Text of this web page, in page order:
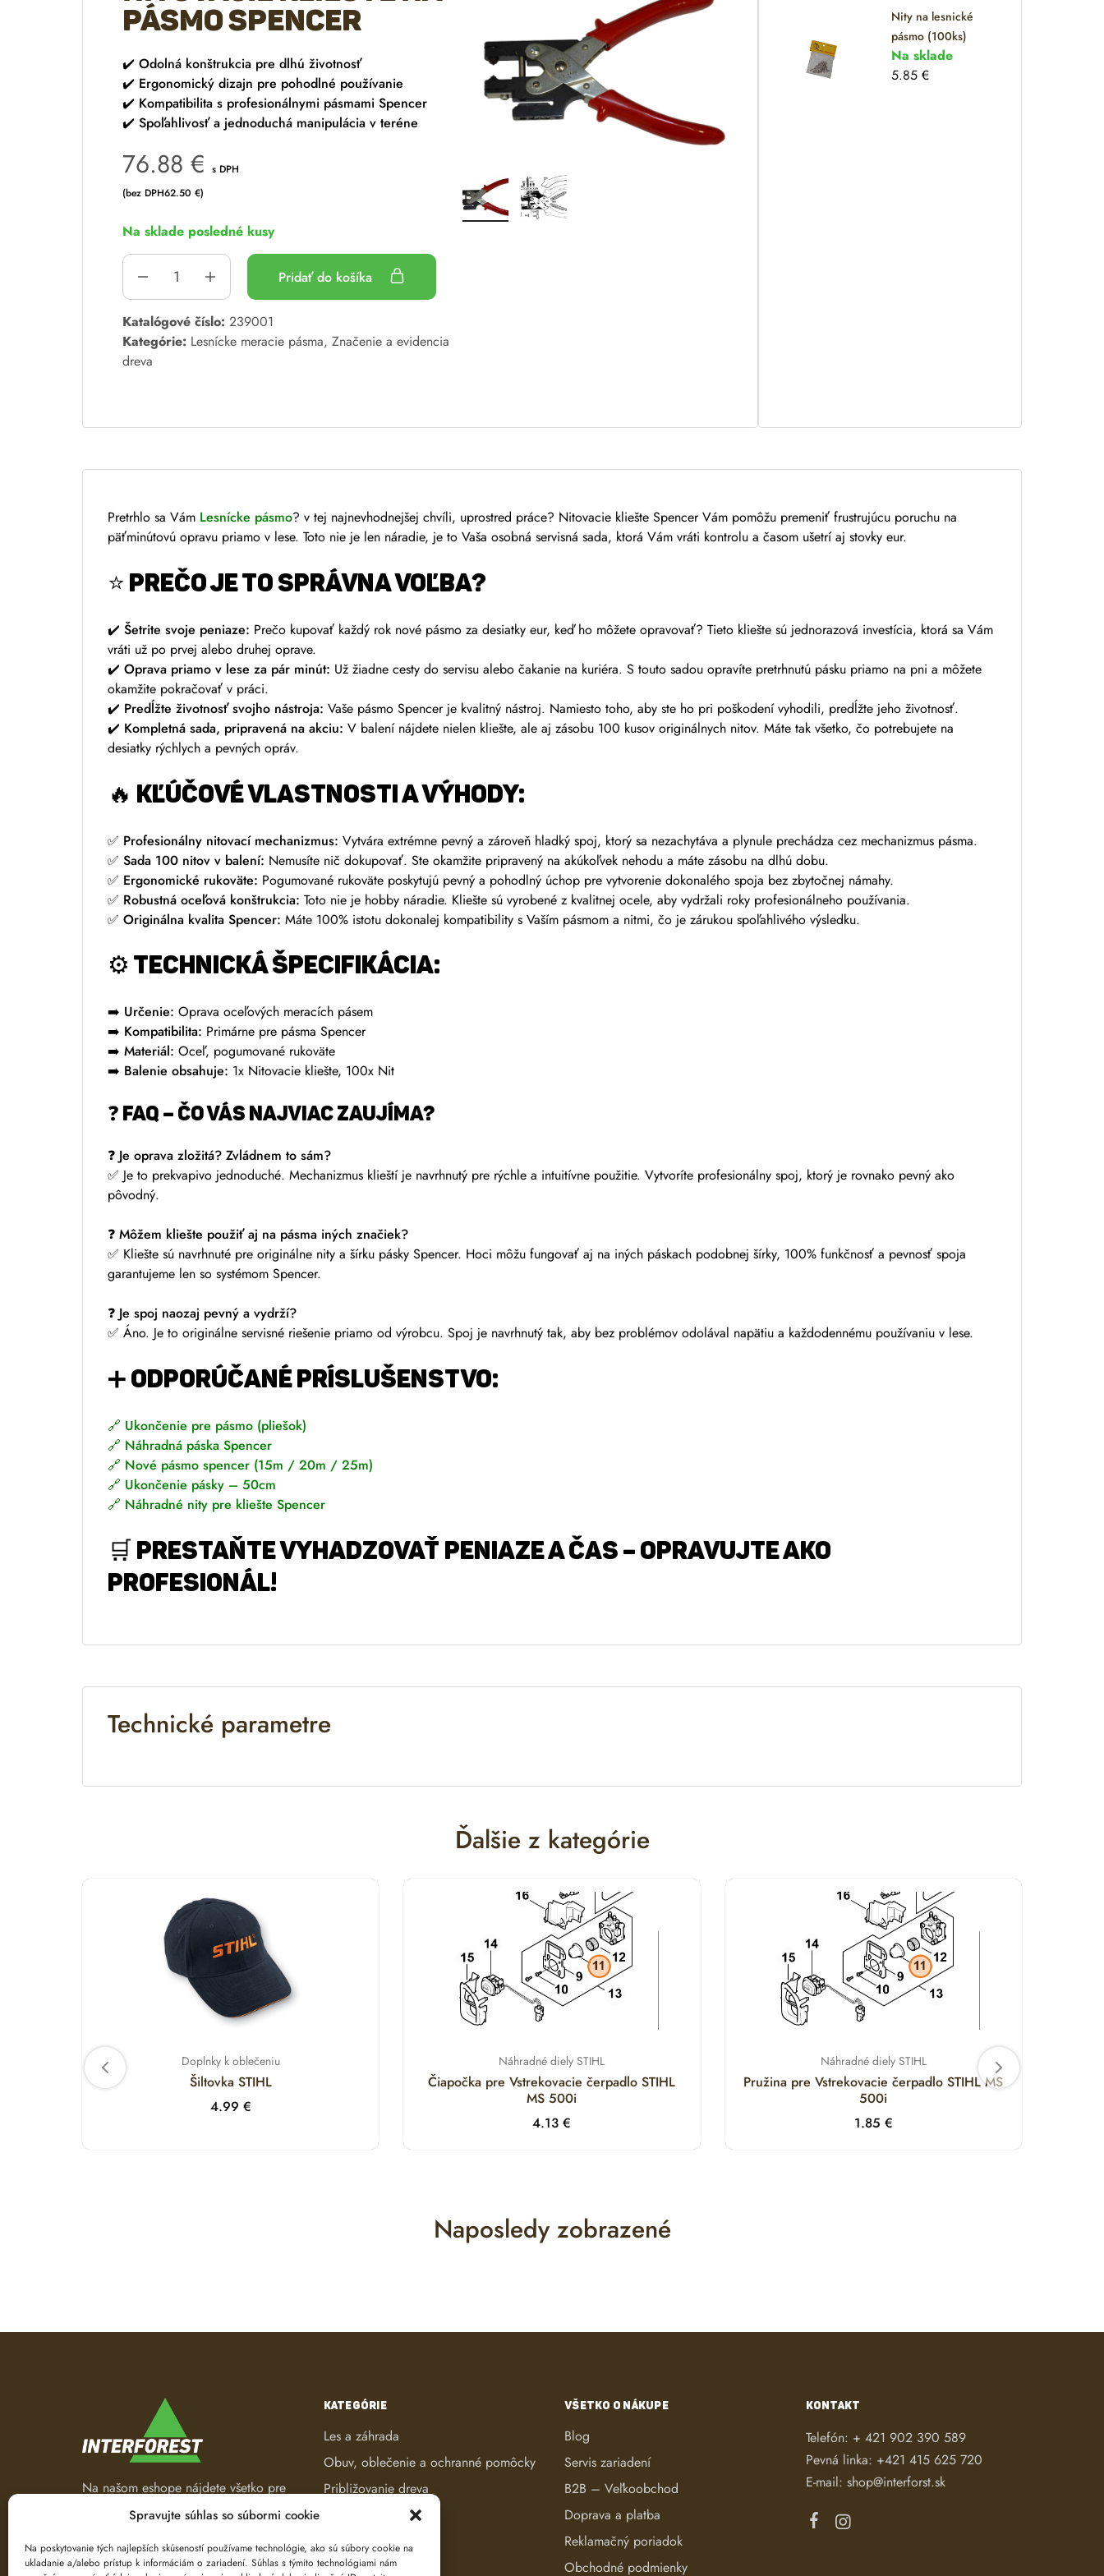
Spravujte súhlas so súbormi cookie
Na poskytovanie tých najlepších skúseností používame technológie, ako sú súbory cookie na
ukladanie a/alebo prístup k informáciám o zariadení. Súhlas s týmito technológiami nám
pásmo Spencer
✔️ Odolná konštrukcia pre dlhú životnosť
✔️ Ergonomický dizajn pre pohodlné používanie
✔️ Kompatibilita s profesionálnymi pásmami Spencer
✔️ Spoľahlivosť a jednoduchá manipulácia v teréne
76.88 € s DPH
(bez DPH62.50 €)
Na sklade posledné kusy
Pridať do košíka
A
l
t
e
:
Katalógové číslo: 239001
Kategórie: Lesnícke meracie pásma, Značenie a evidencia
dreva
Nity na lesnické
pásmo (100ks)
Na sklade
5.85€
Pretrhlo sa Vám Lesnícke pásmo? v tej najnevhodnejšej chvíli, uprostred práce? Nitovacie kliešte Spencer Vám pomôžu premeniť frustrujúcu poruchu na
päťminútovú opravu priamo v lese. Toto nie je len náradie, je to Vaša osobná servisná sada, ktorá Vám vráti kontrolu a časom ušetrí aj stovky eur.
⭐PREČO JE TO SPRÁVNA VOĽBA?
✔️ Šetrite svoje peniaze: Prečo kupovať každý rok nové pásmo za desiatky eur, keď ho môžete opravovať? Tieto kliešte sú jednorazová investícia, ktorá sa Vám
vráti už po prvej alebo druhej oprave.
✔️ Oprava priamo v lese za pár minút: Už žiadne cesty do servisu alebo čakanie na kuriéra. S touto sadou opravíte pretrhnutú pásku priamo na pni a môžete
okamžite pokračovať v práci.
✔️ Predĺžte životnosť svojho nástroja: Vaše pásmo Spencer je kvalitný nástroj. Namiesto toho, aby ste ho pri poškodení vyhodili, predĺžte jeho životnosť.
✔️ Kompletná sada, pripravená na akciu: V balení nájdete nielen kliešte, ale aj zásobu 100 kusov originálnych nitov. Máte tak všetko, čo potrebujete na
desiatky rýchlych a pevných opráv.
🔥 KĽÚČOVÉ VLASTNOSTI A VÝHODY:
✅ Profesionálny nitovací mechanizmus: Vytvára extrémne pevný a zároveň hladký spoj, ktorý sa nezachytáva a plynule prechádza cez mechanizmus pásma.
✅ Sada 100 nitov v balení: Nemusíte nič dokupovať. Ste okamžite pripravený na akúkoľvek nehodu a máte zásobu na dlhú dobu.
✅ Ergonomické rukoväte: Pogumované rukoväte poskytujú pevný a pohodlný úchop pre vytvorenie dokonalého spoja bez zbytočnej námahy.
✅ Robustná oceľová konštrukcia: Toto nie je hobby náradie. Kliešte sú vyrobené z kvalitnej ocele, aby vydržali roky profesionálneho používania.
✅ Originálna kvalita Spencer: Máte 100% istotu dokonalej kompatibility s Vaším pásmom a nitmi, čo je zárukou spoľahlivého výsledku.
⚙️ TECHNICKÁ ŠPECIFIKÁCIA:
➡️ Určenie: Oprava oceľových meracích pásem
➡️ Kompatibilita: Primárne pre pásma Spencer
➡️ Materiál: Oceľ, pogumované rukoväte
➡️ Balenie obsahuje: 1x Nitovacie kliešte, 100x Nit
❓ FAQ – ČO VÁS NAJVIAC ZAUJÍMA?
❓ Je oprava zložitá? Zvládnem to sám?
✅ Je to prekvapivo jednoduché. Mechanizmus klieští je navrhnutý pre rýchle a intuitívne použitie. Vytvoríte profesionálny spoj, ktorý je rovnako pevný ako
pôvodný.
❓ Môžem kliešte použiť aj na pásma iných značiek?
✅ Kliešte sú navrhnuté pre originálne nity a šírku pásky Spencer. Hoci môžu fungovať aj na iných páskach podobnej šírky, 100% funkčnosť a pevnosť spoja
garantujeme len so systémom Spencer.
❓ Je spoj naozaj pevný a vydrží?
✅ Áno. Je to originálne servisné riešenie priamo od výrobcu. Spoj je navrhnutý tak, aby bez problémov odolával napätiu a každodennému používaniu v lese.
➕ODPORÚČANÉ PRÍSLUŠENSTVO:
🔗 Ukončenie pre pásmo (pliešok)
🔗 Náhradná páska Spencer
🔗 Nové pásmo spencer (15m / 20m / 25m)
🔗 Ukončenie pásky – 50cm
🔗 Náhradné nity pre kliešte Spencer
🛒 Prestaňte vyhadzovať peniaze a čas – opravujte ako
profesionál!
Technické parametre
Ďalšie z kategórie
Doplnky k oblečeniu
Šiltovka STIHL
4.99 €
Náhradné diely STIHL
Čiapočka pre Vstrekovacie čerpadlo STIHL
MS 500i
4.13€
Náhradné diely STIHL
Pružina pre Vstrekovacie čerpadlo STIHL MS
500i
1.85 €
Naposledy zobrazené
Na našom eshope nájdete všetko pre
les a záhradu. Od pracovného
oblečenia, nástrojov na ťažbu a
spracovanie dreva až po ručné
náradie.
KATEGÓRIE
Les a záhrada
Obuv, oblečenie a ochranné pomôcky
Približovanie dreva
Robotické kosačky
Spracovanie dreva
Ťažba dreva
VŠETKO O NÁKUPE
Blog
Servis zariadení
B2B – Veľkoobchod
Doprava a platba
Reklamačný poriadok
Obchodné podmienky
KONTAKT
Telefón: + 421 902 390 589
Pevná linka: +421 415 625 720
E-mail: shop@interforst.sk